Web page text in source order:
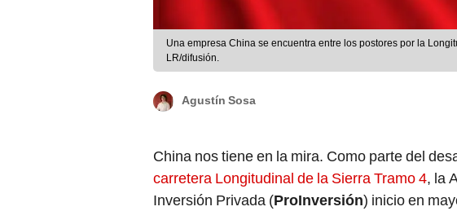
Una empresa China se encuentra entre los postores por la
LR/difusión.
Agustín Sosa
China nos tiene en la mira. Como parte del
carretera Longitudinal de la Sierra Tramo 4, la
Inversión Privada (ProInversión) inicio en